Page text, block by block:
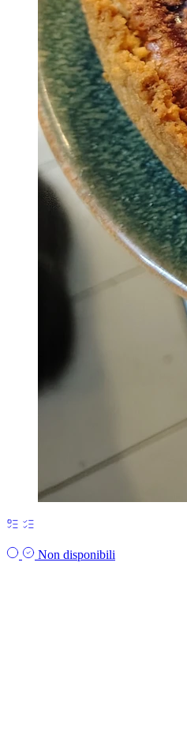
Non disponibili